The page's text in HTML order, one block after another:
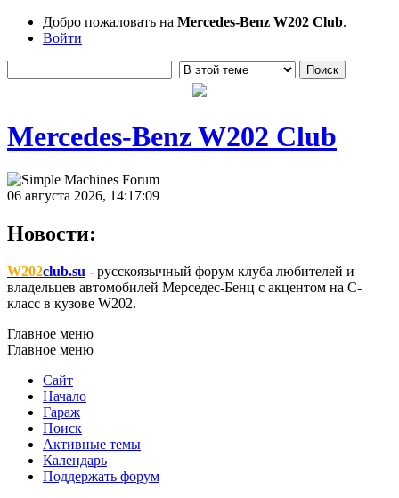
Добро пожаловать на Mercedes-Benz W202 Club.
Войти
Mercedes-Benz W202 Club
06 августа 2026, 14:17:09
Новости:
W202club.su - русскоязычный форум клуба любителей и
владельцев автомобилей Мерседес-Бенц с акцентом на C-
класс в кузове W202.
Главное меню
Главное меню
Сайт
Начало
Гараж
Поиск
Активные темы
Календарь
Поддержать форум